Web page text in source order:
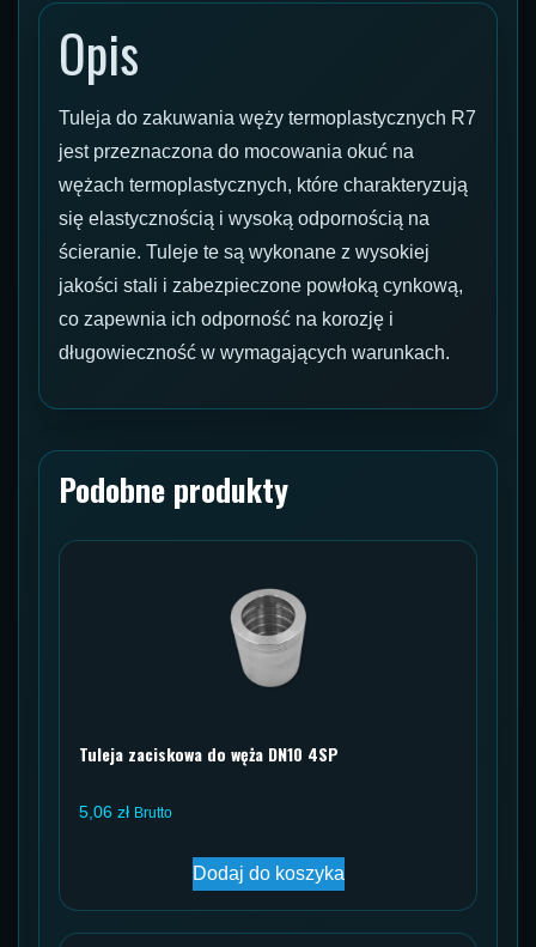
Opis
Tuleja do zakuwania węży termoplastycznych R7
jest przeznaczona do mocowania okuć na
wężach termoplastycznych, które charakteryzują
się elastycznością i wysoką odpornością na
ścieranie. Tuleje te są wykonane z wysokiej
jakości stali i zabezpieczone powłoką cynkową,
co zapewnia ich odporność na korozję i
długowieczność w wymagających warunkach.
Podobne produkty
Tuleja zaciskowa do węża DN10 4SP
5,06 zł Brutto
Dodaj do koszyka